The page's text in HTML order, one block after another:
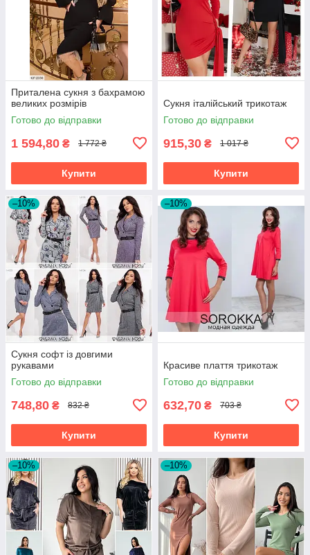
Приталена сукня з бахрамою
великих розмірів
Готово до відправки
1 594,80 ₴ 1 772 ₴
Купити
Сукня італійський трикотаж
Готово до відправки
915,30 ₴ 1 017 ₴
Купити
–10%
Сукня софт із довгими
рукавами
Готово до відправки
748,80 ₴ 832 ₴
Купити
–10%
Красиве плаття трикотаж
Готово до відправки
632,70 ₴ 703 ₴
Купити
–10% –10%